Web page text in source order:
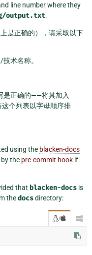
line number where they
output.txt.
是正确的），请采取以下
术名称。
是正确的——将其加入
这个列表以字母顺序排
using the blacken-docs
the pre-commit hook if
that blacken-docs is
thedocsdirectory:
/ 